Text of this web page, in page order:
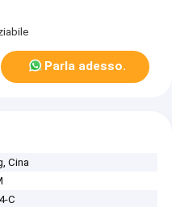
Parla adesso.
Cina
C